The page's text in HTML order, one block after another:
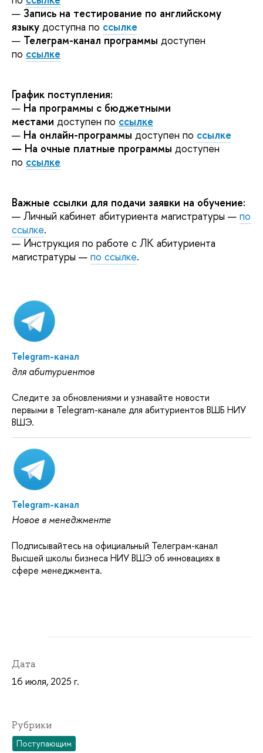
— Запись на тестирование по английскому
языку доступна по ссылке
— Телеграм-канал программы доступен
по ссылке
График поступления:
— На программы с бюджетными
местами доступен по ссылке
— На онлайн-программы доступен по ссылке
— На очные платные программы доступен
по ссылке
Важные ссылки для подачи заявки на обучение:
— Личный кабинет абитуриента магистратуры — по
ссылке.
— Инструкция по работе с ЛК абитуриента
магистратуры — по ссылке.
Telegram-канал
для абитуриентов
Следите за обновлениями и узнавайте новости
первыми в Telegram-канале для абитуриентов ВШБ НИУ
ВШЭ.
Telegram-канал
Новое в менеджменте
Подписывайтесь на официальный Телеграм-канал
Высшей школы бизнеса НИУ ВШЭ об инновациях в
сфере менеджмента.
Дата
16 июля, 2025 г.
Рубрики
Поступающим